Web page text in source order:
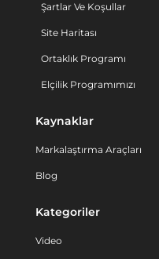
Şartlar Ve Koşullar
Site Haritası
Ortaklık Programı
Elçilik Programımızı
Kaynaklar
Markalaştırma Araçları
Blog
Kategoriler
Video